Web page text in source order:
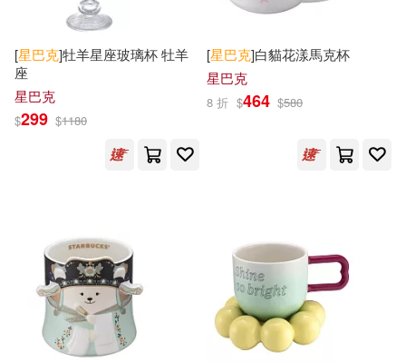
[星巴克]牡羊星座玻璃杯 牡羊
座
星巴克
$299 $1180
[星巴克]白貓花漾馬克杯
星巴克
8 折 $464 $580